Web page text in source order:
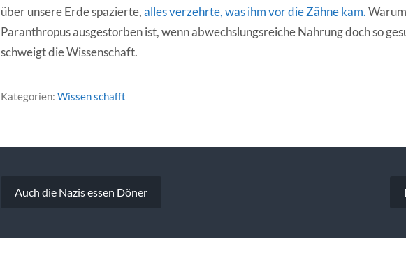
über unsere Erde spazierte,alles verzehrte, was ihm vor die Zähne kam.
Paranthropus ausgestorben ist, wenn abwechslungsreiche Nahrung doch so
schweigt die Wissenschaft.
Kategorien: Wissen schafft
Auch die Nazis essen Döner